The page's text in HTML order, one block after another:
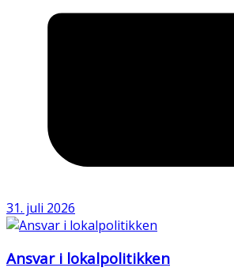
31. juli 2026
Ansvar i lokalpolitikken